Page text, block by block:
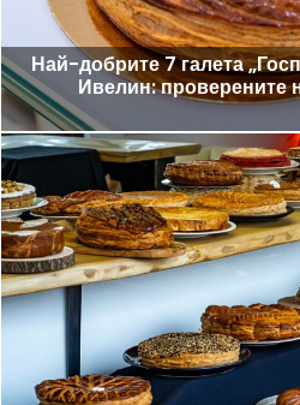
Най-добрите 7 галета
Ивелин: проверените